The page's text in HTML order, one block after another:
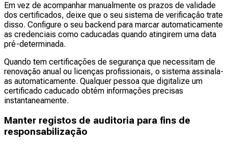
Em vez de acompanhar manualmente os prazos de validade
dos certificados, deixe que o seu sistema de verificação trate
disso. Configure o seu backend para marcar automaticamente
as credenciais como caducadas quando atingirem uma data
pré-determinada.
Quando tem certificações de segurança que necessitam de
renovação anual ou licenças profissionais, o sistema assinala-
as automaticamente. Qualquer pessoa que digitalize um
certificado caducado obtém informações precisas
instantaneamente.
Manter registos de auditoria para fins de
responsabilização